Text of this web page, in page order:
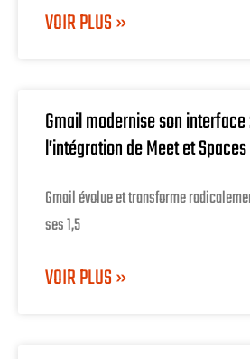
VOIR PLUS »
Gmail modernise son
l’intégration de Meet et Spaces
Gmail évolue et transforme
ses 1,5
VOIR PLUS »